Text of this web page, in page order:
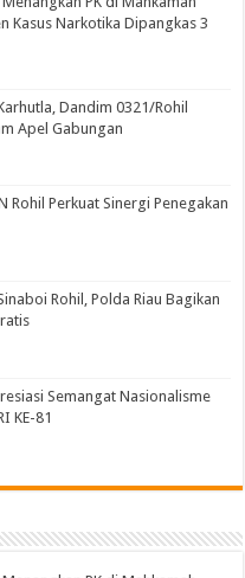
Kasus Narkotika Dipangkas 3
Dandim 0321/Rohil
Apel Gabungan
Rohil Perkuat Sinergi Penegakan
Rohil, Polda Riau Bagikan
Semangat Nasionalisme
KE-81